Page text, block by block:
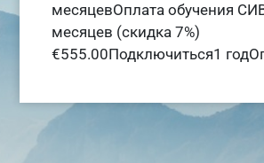
месяцевОплата обучения
месяцев (скидка 7%)
€555.00Подключиться1